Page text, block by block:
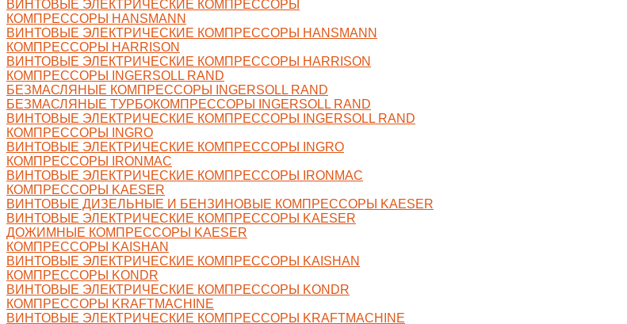
ВИНТОВЫЕ ЭЛЕКТРИЧЕСКИЕ КОМПРЕССОРЫ
КОМПРЕССОРЫ HANSMANN
ВИНТОВЫЕ ЭЛЕКТРИЧЕСКИЕ КОМПРЕССОРЫ HANSMANN
КОМПРЕССОРЫ HARRISON
ВИНТОВЫЕ ЭЛЕКТРИЧЕСКИЕ КОМПРЕССОРЫ HARRISON
КОМПРЕССОРЫ INGERSOLL RAND
БЕЗМАСЛЯНЫЕ КОМПРЕССОРЫ INGERSOLL RAND
БЕЗМАСЛЯНЫЕ ТУРБОКОМПРЕССОРЫ INGERSOLL RAND
ВИНТОВЫЕ ЭЛЕКТРИЧЕСКИЕ КОМПРЕССОРЫ INGERSOLL RAND
КОМПРЕССОРЫ INGRO
ВИНТОВЫЕ ЭЛЕКТРИЧЕСКИЕ КОМПРЕССОРЫ INGRO
КОМПРЕССОРЫ IRONMAC
ВИНТОВЫЕ ЭЛЕКТРИЧЕСКИЕ КОМПРЕССОРЫ IRONMAC
КОМПРЕССОРЫ KAESER
ВИНТОВЫЕ ДИЗЕЛЬНЫЕ И БЕНЗИНОВЫЕ КОМПРЕССОРЫ KAESER
ВИНТОВЫЕ ЭЛЕКТРИЧЕСКИЕ КОМПРЕССОРЫ KAESER
ДОЖИМНЫЕ КОМПРЕССОРЫ KAESER
КОМПРЕССОРЫ KAISHAN
ВИНТОВЫЕ ЭЛЕКТРИЧЕСКИЕ КОМПРЕССОРЫ KAISHAN
КОМПРЕССОРЫ KONDR
ВИНТОВЫЕ ЭЛЕКТРИЧЕСКИЕ КОМПРЕССОРЫ KONDR
КОМПРЕССОРЫ KRAFTMACHINE
ВИНТОВЫЕ ЭЛЕКТРИЧЕСКИЕ КОМПРЕССОРЫ KRAFTMACHINE